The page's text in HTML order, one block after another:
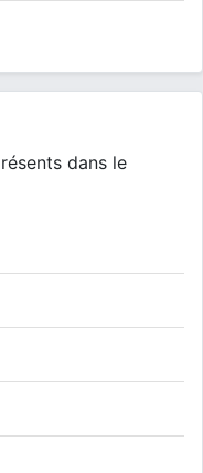
dans le